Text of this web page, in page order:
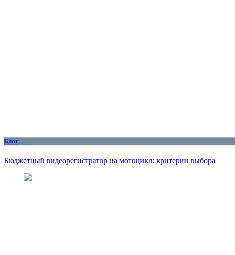
Блог
Бюджетный видеорегистратор на мотоцикл: критерии выбора